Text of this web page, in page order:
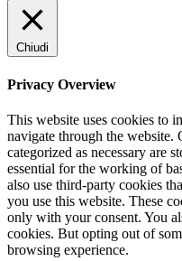
Chiudi
Privacy Overview
This website uses cookies to
navigate through the website.
categorized as necessary are
essential for the working of
also use third-party cookies
you use this website. These
only with your consent. You
cookies. But opting out of
browsing experience.